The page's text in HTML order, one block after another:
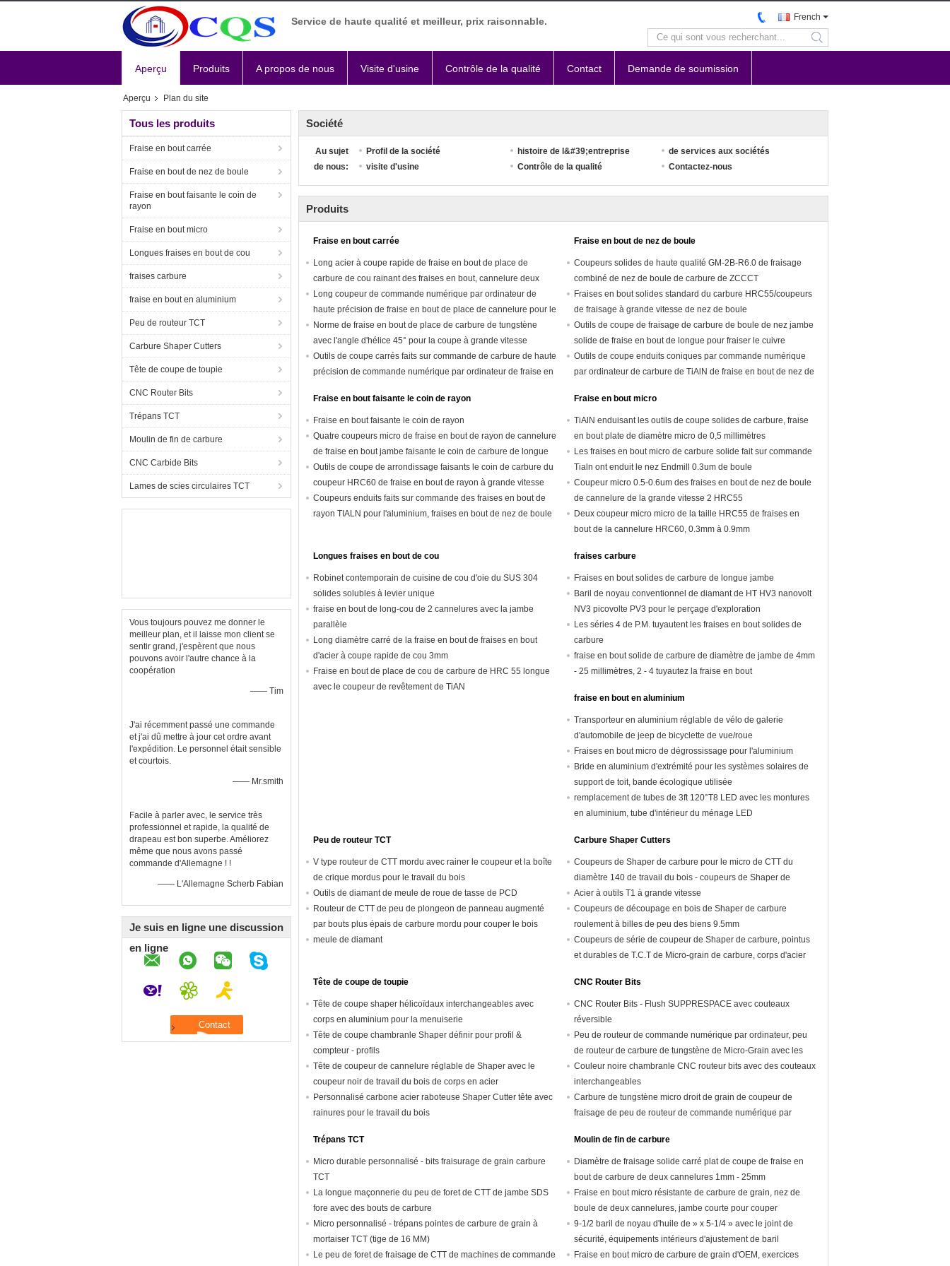
Service de haute qualité et meilleur, prix raisonnable. French
search
Aperçu Produits A propos de nous Visite d'usine Contrôle de la qualité Contact Demande de soumission
Aperçu Plan du site
Tous les produits
Fraise en bout carrée
Fraise en bout de nez de boule
Fraise en bout faisante le coin de
rayon
Fraise en bout micro
Longues fraises en bout de cou
fraises carbure
fraise en bout en aluminium
Peu de routeur TCT
Carbure Shaper Cutters
Tête de coupe de toupie
CNC Router Bits
Trépans TCT
Moulin de fin de carbure
CNC Carbide Bits
Lames de scies circulaires TCT
Vous toujours pouvez me donner le
meilleur plan, et il laisse mon client se
sentir grand, j'espèrent que nous
pouvons avoir l'autre chance à la
coopération
—— Tim
J'ai récemment passé une commande
et j'ai dû mettre à jour cet ordre avant
l'expédition. Le personnel était sensible
et courtois.
—— Mr.smith
Facile à parler avec, le service très
professionnel et rapide, la qualité de
drapeau est bon superbe. Améliorez
même que nous avons passé
commande d'Allemagne ! !
—— L'Allemagne Scherb Fabian
Je suis en ligne une discussion
en ligne
Société
Au sujet
de nous:
Profil de la société histoire de l&#39;entreprise
de services aux sociétés
visite d'usine
Contrôle de la qualité Contactez-nous
Produits
Fraise en bout carrée
Long acier à coupe rapide de fraise en bout de place de
carbure de cou rainant des fraises en bout, cannelure deux
Long coupeur de commande numérique par ordinateur de
haute précision de fraise en bout de place de cannelure pour le
côté fraisant 0.3um - 0.4um
Norme de fraise en bout de place de carbure de tungstène
avec l'angle d'hélice 45° pour la coupe à grande vitesse
Outils de coupe carrés faits sur commande de carbure de haute
précision de commande numérique par ordinateur de fraise en
Fraise en bout de nez de boule
Coupeurs solides de haute qualité GM-2B-R6.0 de fraisage
combiné de nez de boule de carbure de ZCCCT
Fraises en bout solides standard du carbure HRC55/coupeurs
de fraisage à grande vitesse de nez de boule
Outils de coupe de fraisage de carbure de boule de nez jambe
solide de fraise en bout de longue pour fraiser le cuivre
Outils de coupe enduits coniques par commande numérique
par ordinateur de carbure de TiAlN de fraise en bout de nez de
Fraise en bout faisante le coin de rayon
Fraise en bout faisante le coin de rayon
Quatre coupeurs micro de fraise en bout de rayon de cannelure
de fraise en bout jambe faisante le coin de carbure de longue
Outils de coupe de arrondissage faisants le coin de carbure du
coupeur HRC60 de fraise en bout de rayon à grande vitesse
Coupeurs enduits faits sur commande des fraises en bout de
rayon TIALN pour l'aluminium, fraises en bout de nez de boule
Fraise en bout micro
TiAlN enduisant les outils de coupe solides de carbure, fraise
en bout plate de diamètre micro de 0,5 millimètres
Les fraises en bout micro de carbure solide fait sur commande
Tialn ont enduit le nez Endmill 0.3um de boule
Coupeur micro 0.5-0.6um des fraises en bout de nez de boule
de cannelure de la grande vitesse 2 HRC55
Deux coupeur micro micro de la taille HRC55 de fraises en
bout de la cannelure HRC60, 0.3mm à 0.9mm
Longues fraises en bout de cou
Robinet contemporain de cuisine de cou d'oie du SUS 304
solides solubles à levier unique
fraise en bout de long-cou de 2 cannelures avec la jambe
parallèle
Long diamètre carré de la fraise en bout de fraises en bout
d'acier à coupe rapide de cou 3mm
Fraise en bout de place de cou de carbure de HRC 55 longue
avec le coupeur de revêtement de TiAN
fraises carbure
Fraises en bout solides de carbure de longue jambe
Baril de noyau conventionnel de diamant de HT HV3 nanovolt
NV3 picovolte PV3 pour le perçage d'exploration
Les séries 4 de P.M. tuyautent les fraises en bout solides de
carbure
fraise en bout solide de carbure de diamètre de jambe de 4mm
- 25 millimètres, 2 - 4 tuyautez la fraise en bout
fraise en bout en aluminium
Transporteur en aluminium réglable de vélo de galerie
d'automobile de jeep de bicyclette de vue/roue
Fraises en bout micro de dégrossissage pour l'aluminium
Bride en aluminium d'extrémité pour les systèmes solaires de
support de toit, bande écologique utilisée
remplacement de tubes de 3ft 120°T8 LED avec les montures
en aluminium, tube d'intérieur du ménage LED
Peu de routeur TCT
V type routeur de CTT mordu avec rainer le coupeur et la boîte
de crique mordus pour le travail du bois
Outils de diamant de meule de roue de tasse de PCD
Routeur de CTT de peu de plongeon de panneau augmenté
par bouts plus épais de carbure mordu pour couper le bois
LC7019
meule de diamant
Carbure Shaper Cutters
Coupeurs de Shaper de carbure pour le micro de CTT du
diamètre 140 de travail du bois - coupeurs de Shaper de
carbure de grain
Acier à outils T1 à grande vitesse
Coupeurs de découpage en bois de Shaper de carbure
roulement à billes de peu des biens 9.5mm
Coupeurs de série de coupeur de Shaper de carbure, pointus
et durables de T.C.T de Micro-grain de carbure, corps d'acier
Tête de coupe de toupie
Tête de coupe shaper hélicoïdaux interchangeables avec
corps en aluminium pour la menuiserie
Tête de coupe chambranle Shaper définir pour profil &
compteur - profils
Tête de coupeur de cannelure réglable de Shaper avec le
coupeur noir de travail du bois de corps en acier
Personnalisé carbone acier raboteuse Shaper Cutter tête avec
rainures pour le travail du bois
CNC Router Bits
CNC Router Bits - Flush SUPPRESPACE avec couteaux
réversible
Peu de routeur de commande numérique par ordinateur, peu
de routeur de carbure de tungstène de Micro-Grain avec les
couteaux remplaçables pour le travail du bois
Couleur noire chambranle CNC routeur bits avec des couteaux
interchangeables
Carbure de tungstène micro droit de grain de coupeur de
fraisage de peu de routeur de commande numérique par
Trépans TCT
Micro durable personnalisé - bits fraisurage de grain carbure
TCT
La longue maçonnerie du peu de foret de CTT de jambe SDS
fore avec des bouts de carbure
Micro personnalisé - trépans pointes de carbure de grain à
mortaiser TCT (tige de 16 MM)
Le peu de foret de fraisage de CTT de machines de commande
Moulin de fin de carbure
Diamètre de fraisage solide carré plat de coupe de fraise en
bout de carbure de deux cannelures 1mm - 25mm
Fraise en bout micro résistante de carbure de grain, nez de
boule de deux cannelures, jambe courte pour couper
l'aluminium
9-1/2 baril de noyau d'huile de » x 5-1/4 » avec le joint de
sécurité, équipements intérieurs d'ajustement de baril
Fraise en bout micro de carbure de grain d'OEM, exercices